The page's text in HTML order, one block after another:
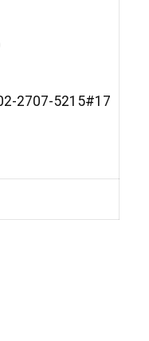
2707-5215#17